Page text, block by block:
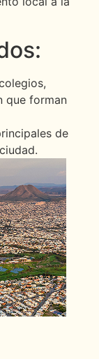
que forman
de